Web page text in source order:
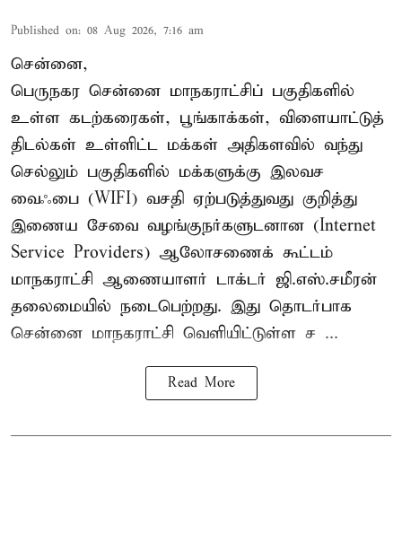
Published on: 08 Aug 2026, 7:16 am
சென்னை,
பெருநகர சென்னை மாநகராட்சிப் பகுதிகளில்
உள்ள கடற்கரைகள், பூங்காக்கள், விளையாட்டுத்
திடல்கள் உள்ளிட்ட மக்கள் அதிகளவில் வந்து
செல்லும் பகுதிகளில் மக்களுக்கு இலவச
வைஃபை (WIFI) வசதி ஏற்படுத்துவது குறித்து
இணைய சேவை வழங்குநர்களுடனான (Internet
Service Providers) ஆலோசணைக் கூட்டம்
மாநகராட்சி ஆணையாளர் டாக்டர் ஜி.எஸ்.சமீரன்
தலைமையில் நடைபெற்றது. இது தொடர்பாக
சென்னை மாநகராட்சி வெளியிட்டுள்ள ச ...
Read More